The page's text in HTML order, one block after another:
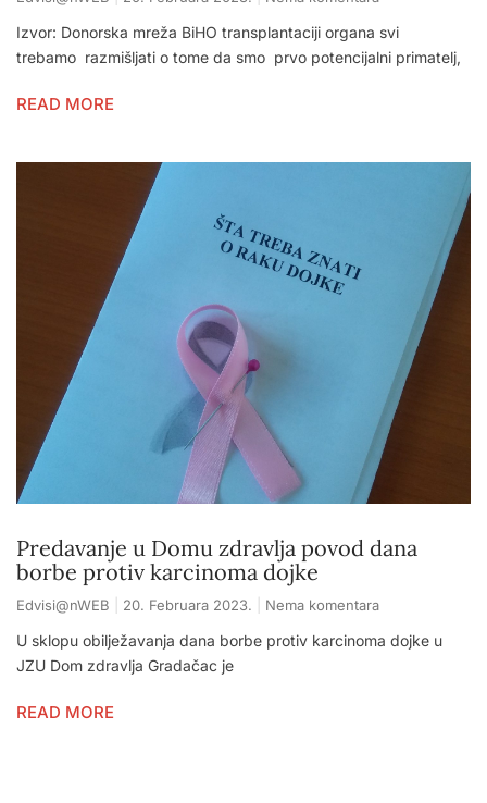
Izvor: Donorska mreža BiHO transplantaciji organa svi
trebamo razmišljati o tome da smo prvo potencijalni primatelj,
READ MORE
Predavanje u Domu zdravlja povod dana
borbe protiv karcinoma dojke
Edvisi@nWEB 20. Februara 2023. Nema komentara
U sklopu obilježavanja dana borbe protiv karcinoma dojke u
JZU Dom zdravlja Gradačac je
READ MORE